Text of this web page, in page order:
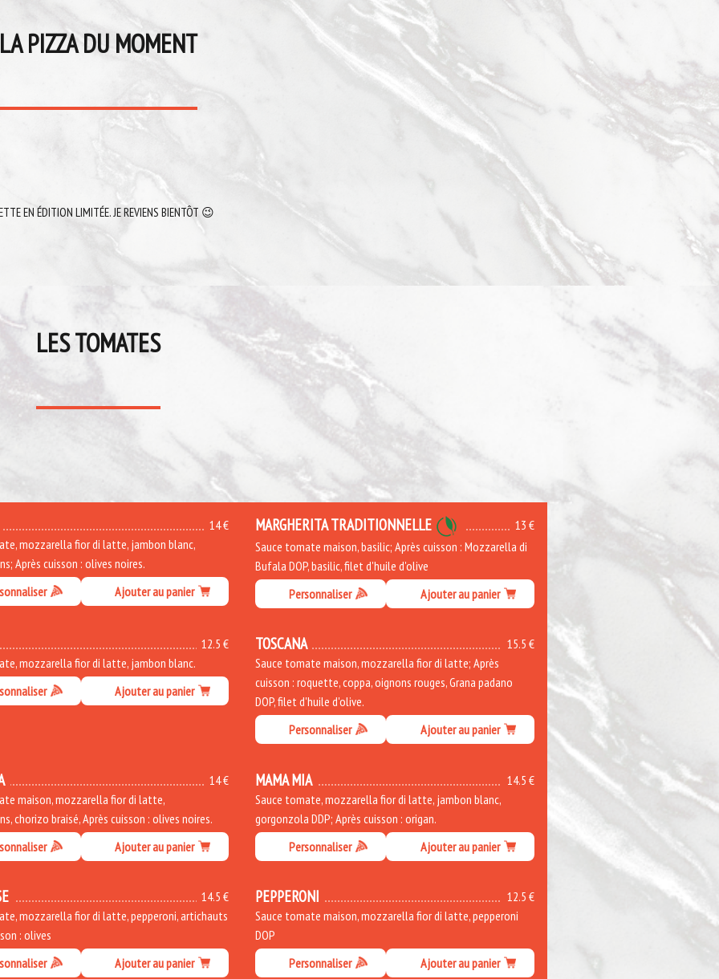
PIZZA DU MOMENT
EN ÉDITION LIMITÉE. JE REVIENS BIENTÔT 😉
LES TOMATES
14 €
mozzarella fior di latte, jambon blanc,
Après cuisson : olives noires.
Ajouter au panier
13 €
MARGHERITA TRADITIONNELLE
Sauce tomate maison, basilic; Après cuisson : Mozzarella di
Bufala DOP, basilic, filet d'huile d'olive
Personnaliser
Ajouter au panier
12.5 €
mozzarella fior di latte, jambon blanc.
Ajouter au panier
15.5 €
TOSCANA
Sauce tomate maison, mozzarella fior di latte; Après
cuisson : roquette, coppa, oignons rouges, Grana padano
DOP, filet d'huile d'olive.
Personnaliser
Ajouter au panier
14 €
maison, mozzarella fior di latte,
chorizo braisé, Après cuisson : olives noires.
Ajouter au panier
14.5 €
MAMA MIA
Sauce tomate, mozzarella fior di latte, jambon blanc,
gorgonzola DDP; Après cuisson : origan.
Personnaliser
Ajouter au panier
14.5 €
mozzarella fior di latte, pepperoni, artichauts
: olives
Ajouter au panier
12.5 €
PEPPERONI
Sauce tomate maison, mozzarella fior di latte, pepperoni
DOP
Personnaliser
Ajouter au panier